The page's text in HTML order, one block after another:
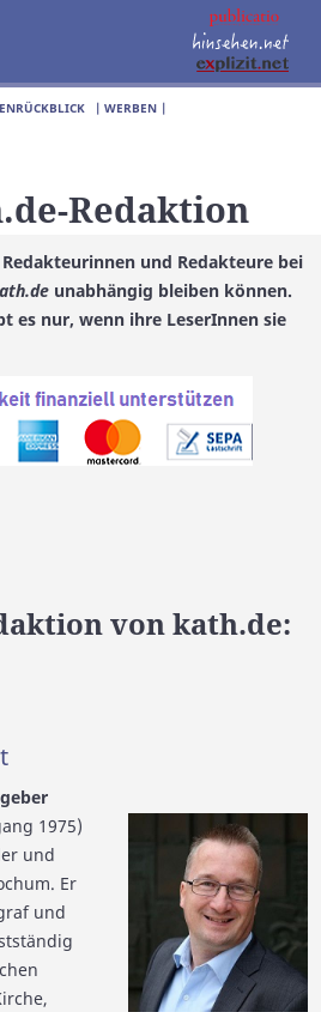
| WERBEN |
Redaktion
und Redakteure bei
unabhängig bleiben können.
es nur, wenn ihre LeserInnen sie
von kath.de:
1975)
und
Er
und